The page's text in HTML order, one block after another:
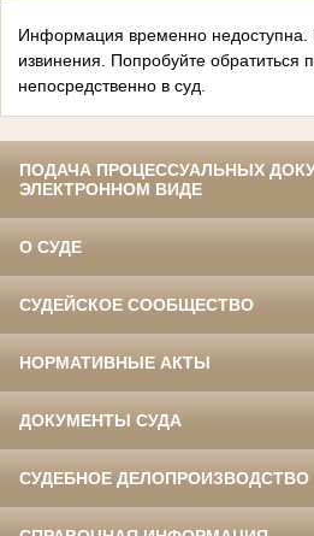
Информация временно недоступна.
извинения. Попробуйте обратиться
непосредственно в суд.
ПОДАЧА ПРОЦЕССУАЛЬНЫХ
ЭЛЕКТРОННОМ ВИДЕ
О СУДЕ
СУДЕЙСКОЕ СООБЩЕСТВО
НОРМАТИВНЫЕ АКТЫ
ДОКУМЕНТЫ СУДА
СУДЕБНОЕ ДЕЛОПРОИЗВОДСТВО